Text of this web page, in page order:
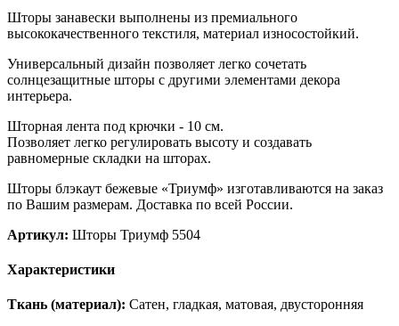
Шторы занавески выполнены из премиального
высококачественного текстиля, материал износостойкий.
Универсальный дизайн позволяет легко сочетать
солнцезащитные шторы с другими элементами декора
интерьера.
Шторная лента под крючки - 10 см.
Позволяет легко регулировать высоту и создавать
равномерные складки на шторах.
Шторы блэкаут бежевые «Триумф» изготавливаются на заказ
по Вашим размерам. Доставка по всей России.
Артикул: Шторы Триумф 5504
Характеристики
Ткань (материал): Сатен, гладкая, матовая, двусторонняя